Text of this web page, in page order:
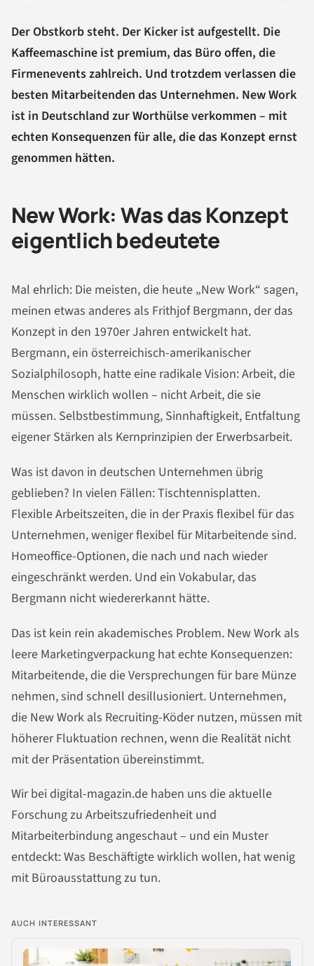
Der Obstkorb steht. Der Kicker ist aufgestellt. Die
Kaffeemaschine ist premium, das Büro offen, die
Firmenevents zahlreich. Und trotzdem verlassen die
besten Mitarbeitenden das Unternehmen. New Work
ist in Deutschland zur Worthülse verkommen – mit
echten Konsequenzen für alle, die das Konzept ernst
genommen hätten.
New Work: Was das Konzept
eigentlich bedeutete
Mal ehrlich: Die meisten, die heute „New Work“ sagen,
meinen etwas anderes als Frithjof Bergmann, der das
Konzept in den 1970er Jahren entwickelt hat.
Bergmann, ein österreichisch-amerikanischer
Sozialphilosoph, hatte eine radikale Vision: Arbeit, die
Menschen wirklich wollen – nicht Arbeit, die sie
müssen. Selbstbestimmung, Sinnhaftigkeit, Entfaltung
eigener Stärken als Kernprinzipien der Erwerbsarbeit.
Was ist davon in deutschen Unternehmen übrig
geblieben? In vielen Fällen: Tischtennisplatten.
Flexible Arbeitszeiten, die in der Praxis flexibel für das
Unternehmen, weniger flexibel für Mitarbeitende sind.
Homeoffice-Optionen, die nach und nach wieder
eingeschränkt werden. Und ein Vokabular, das
Bergmann nicht wiedererkannt hätte.
Das ist kein rein akademisches Problem. New Work als
leere Marketingverpackung hat echte Konsequenzen:
Mitarbeitende, die die Versprechungen für bare Münze
nehmen, sind schnell desillusioniert. Unternehmen,
die New Work als Recruiting-Köder nutzen, müssen mit
höherer Fluktuation rechnen, wenn die Realität nicht
mit der Präsentation übereinstimmt.
Wir bei digital-magazin.de haben uns die aktuelle
Forschung zu Arbeitszufriedenheit und
Mitarbeiterbindung angeschaut – und ein Muster
entdeckt: Was Beschäftigte wirklich wollen, hat wenig
mit Büroausstattung zu tun.
AUCH INTERESSANT